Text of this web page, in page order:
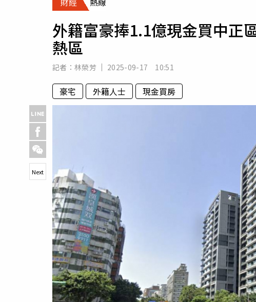
專欄
外籍富豪捧1.1億現金買中
熱區
記者： 林榮芳 2025-09-17 10:51
豪宅 外籍人士 現金買房
Next